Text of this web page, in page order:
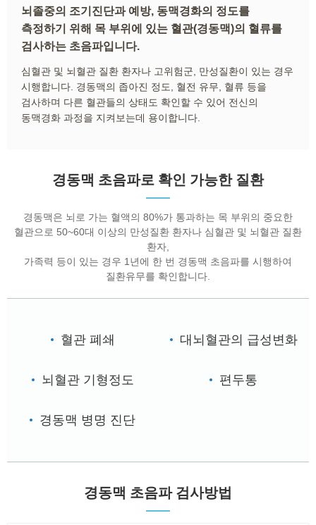
뇌졸중의 조기진단과 예방, 동맥경화의 정도를
측정하기 위해 목 부위에 있는 혈관(경동맥)의 혈류를
검사하는 초음파입니다.
심혈관 및 뇌혈관 질환 환자나 고위험군, 만성질환이 있는 경우
시행합니다. 경동맥의 좁아진 정도, 혈전 유무, 혈류 등을
검사하며 다른 혈관들의 상태도 확인할 수 있어 전신의
동맥경화 과정을 지켜보는데 용이합니다.
경동맥 초음파로 확인 가능한 질환
경동맥은 뇌로 가는 혈액의 80%가 통과하는 목 부위의 중요한
혈관으로 50~60대 이상의 만성질환 환자나 심혈관 및 뇌혈관 질환
환자,
가족력 등이 있는 경우 1년에 한 번 경동맥 초음파를 시행하여
질환유무를 확인합니다.
혈관 폐쇄 대뇌혈관의 급성변화
뇌혈관 기형정도 편두통
경동맥 병명 진단
경동맥 초음파 검사방법